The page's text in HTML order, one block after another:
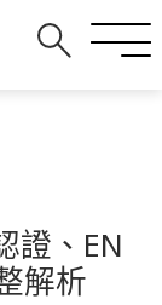
證、EN
解析